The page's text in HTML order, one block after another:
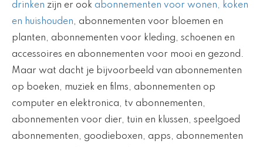
drinken zijn er ook abonnementen voor wonen, koken
en huishouden, abonnementen voor bloemen en
planten, abonnementen voor kleding, schoenen en
accessoires en abonnementen voor mooi en gezond.
Maar wat dacht je bijvoorbeeld van abonnementen
op boeken, muziek en films, abonnementen op
computer en elektronica, tv abonnementen,
abonnementen voor dier, tuin en klussen, speelgoed
abonnementen, goodieboxen, apps, abonnementen